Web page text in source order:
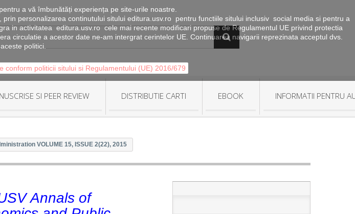
a vă îmbunătăți experiența pe site-urile noastre.
personalizarea continutului sitului editura.usv.ro pentru functiile sitului inclusiv social media si pentru a
in activitatea editura.usv.ro cele mai recente modificari propuse de Regulamentul UE privind protectia
circulatie a acestor date ne-am intergrat cerintelor UE. Continuarea navigarii reprezinata acceptul dvs.
politici.
politicii sitului si Regulamentului (UE) 2016/679
SI PEER REVIEW DISTRIBUTIE CARTI EBOOK INFORMATII PENTRU
VOLUME 15, ISSUE 2(22), 2015
Annals of